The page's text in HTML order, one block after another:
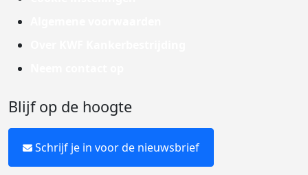
Blijf op de hoogte
Schrijf je in voor de nieuwsbrief